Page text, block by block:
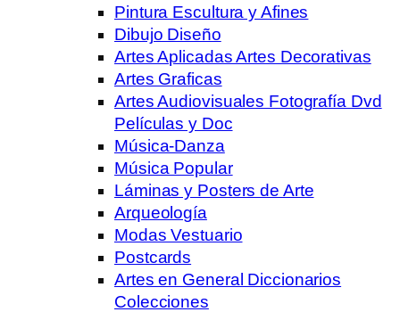
Pintura Escultura y Afines
Dibujo Diseño
Artes Aplicadas Artes Decorativas
Artes Graficas
Artes Audiovisuales Fotografía Dvd
Películas y Doc
Música-Danza
Música Popular
Láminas y Posters de Arte
Arqueología
Modas Vestuario
Postcards
Artes en General Diccionarios
Colecciones